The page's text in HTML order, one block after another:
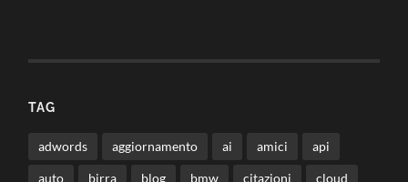
TAG
adwords aggiornamento ai amici api
auto birra blog bmw citazioni cloud